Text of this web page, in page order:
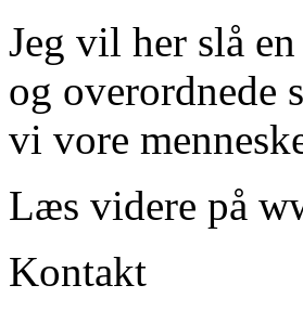
Jeg vil her slå
og overordnede
vi vore
Læs videre på
Kontakt